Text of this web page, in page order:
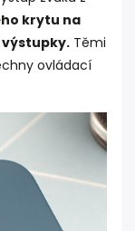
krytu na
výstupky. Těmi
ovládací